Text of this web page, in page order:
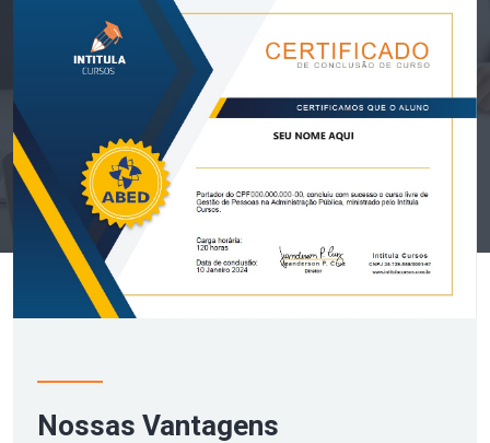
Nossas Vantagens